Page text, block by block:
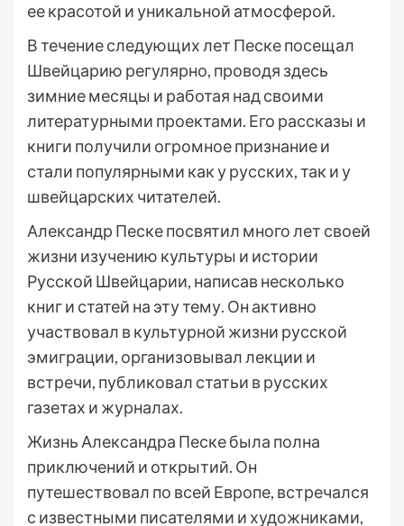
ее красотой и уникальной атмосферой.
В течение следующих лет Песке посещал
Швейцарию регулярно, проводя здесь
зимние месяцы и работая над своими
литературными проектами. Его рассказы и
книги получили огромное признание и
стали популярными как у русских, так и у
швейцарских читателей.
Александр Песке посвятил много лет своей
жизни изучению культуры и истории
Русской Швейцарии, написав несколько
книг и статей на эту тему. Он активно
участвовал в культурной жизни русской
эмиграции, организовывал лекции и
встречи, публиковал статьи в русских
газетах и журналах.
Жизнь Александра Песке была полна
приключений и открытий. Он
путешествовал по всей Европе, встречался
с известными писателями и художниками,